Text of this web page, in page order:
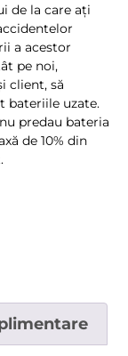
de la care aţi
a acestor
pe noi,
client, să
bateriile uzate.
predau bateria
de 10% din